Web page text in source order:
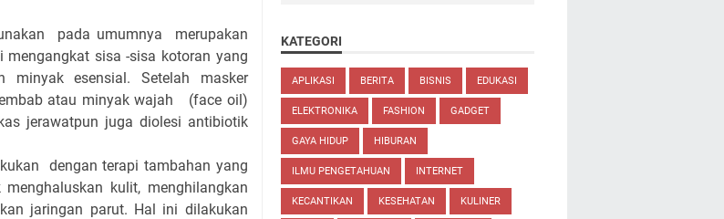
pada umumnya merupakan
sisa -sisa kotoran yang
minyak esensial. Setelah masker
atau minyak wajah (face oil)
jerawatpun juga diolesi antibiotik
dengan terapi tambahan yang
kulit, menghilangkan
jaringan parut. Hal ini dilakukan
KATEGORI
APLIKASI BERITA BISNIS EDUKASI
ELEKTRONIKA FASHION GADGET
GAYA HIDUP HIBURAN
ILMU PENGETAHUAN INTERNET
KECANTIKAN KESEHATAN KULINER